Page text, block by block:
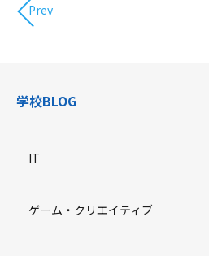
Prev
学校BLOG
IT
ゲーム・クリエイティブ